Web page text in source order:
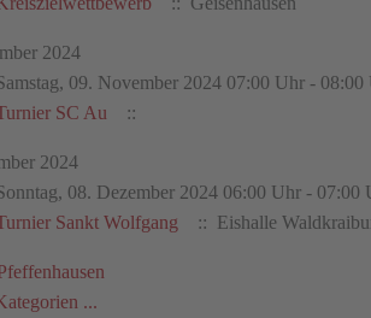
2024
09. November 2024 07:00 Uhr - 08:00
SC Au
::
2024
08. Dezember 2024 06:00 Uhr - 07:00
Sankt Wolfgang
:: Eishalle
...